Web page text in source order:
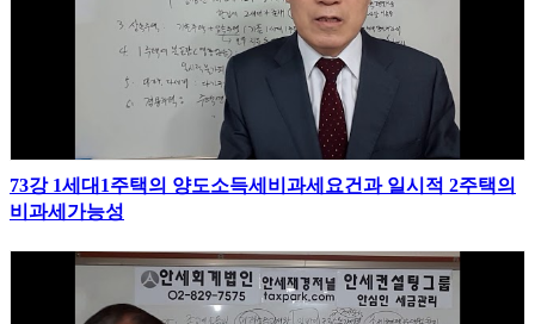
73강 1세대1주택의 양도소득세비과세요건과 일시적 2주택의
비과세가능성